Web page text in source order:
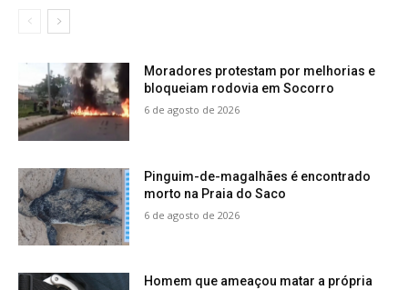
Moradores protestam por melhorias e
bloqueiam rodovia em Socorro
6 de agosto de 2026
Pinguim-de-magalhães é encontrado
morto na Praia do Saco
6 de agosto de 2026
Homem que ameaçou matar a própria